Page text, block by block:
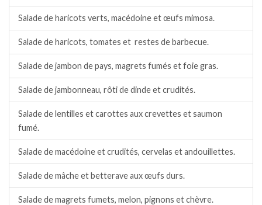
Salade de haricots verts, macédoine et œufs mimosa.
Salade de haricots, tomates et restes de barbecue.
Salade de jambon de pays, magrets fumés et foie gras.
Salade de jambonneau, rôti de dinde et crudités.
Salade de lentilles et carottes aux crevettes et saumon
fumé.
Salade de macédoine et crudités, cervelas et andouillettes.
Salade de mâche et betterave aux œufs durs.
Salade de magrets fumets, melon, pignons et chèvre.